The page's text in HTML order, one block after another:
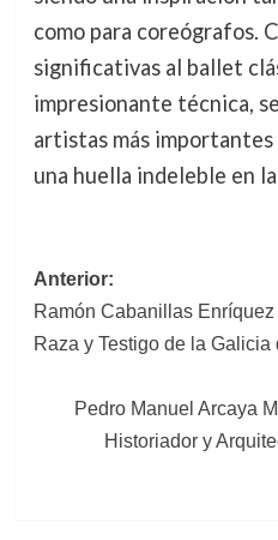
como para coreógrafos.
significativas al ballet
impresionante técnica,
artistas más
una huella indeleble en
Navegación
de
entradas
Anterior:
Ramón Cabanillas
Raza y Testigo de la Galicia
Pedro Manuel Arcaya
Historiador y